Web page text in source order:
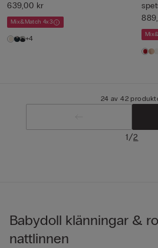
639,00 kr
Mix&Match 4x3
+4
24 av 42
1/2
Babydoll klänningar &
nattlinnen